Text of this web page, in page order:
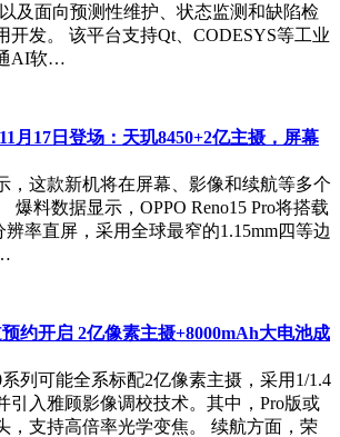
及面向预测性维护、状态监测和缺陷检
开发。 该平台支持Qt、CODESYS等工业
AI软…
月17日登场：天玑8450+2亿主摄，屏幕
，这款新机将在屏幕、影像和续航等多个
爆料数据显示，OPPO Reno15 Pro将搭载
辨率直屏，采用全球最窄的1.15mm四等边
约开启 2亿像素主摄+8000mAh大电池成
列可能全系标配2亿像素主摄，采用1/1.4
引入雅顾影像调校技术。其中，Pro版或
，支持高倍率光学变焦。 续航方面，荣